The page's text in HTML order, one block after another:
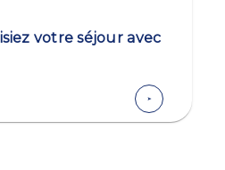
votre séjour avec